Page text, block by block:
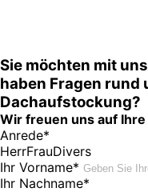
Sie möchten mit
haben Fragen rund
Dachaufstockung?
Wir freuen uns auf
Anrede*
HerrFrauDivers
Ihr Vorname*
Ihr Nachname*